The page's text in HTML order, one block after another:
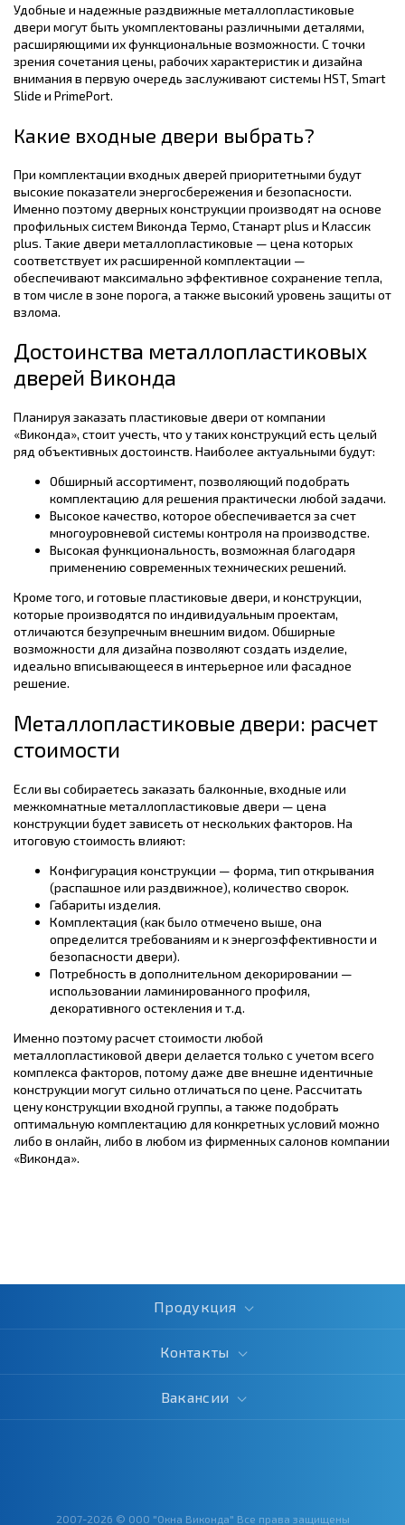
Удобные и надежные раздвижные металлопластиковые
двери могут быть укомплектованы различными деталями,
расширяющими их функциональные возможности. С точки
зрения сочетания цены, рабочих характеристик и дизайна
внимания в первую очередь заслуживают системы HST, Smart
Slide и PrimePort.
Какие входные двери выбрать?
При комплектации входных дверей приоритетными будут
высокие показатели энергосбережения и безопасности.
Именно поэтому дверных конструкции производят на основе
профильных систем Виконда Термо, Станарт plus и Классик
plus. Такие двери металлопластиковые — цена которых
соответствует их расширенной комплектации —
обеспечивают максимально эффективное сохранение тепла,
в том числе в зоне порога, а также высокий уровень защиты от
взлома.
Достоинства металлопластиковых
дверей Виконда
Планируя заказать пластиковые двери от компании
«Виконда», стоит учесть, что у таких конструкций есть целый
ряд объективных достоинств. Наиболее актуальными будут:
Обширный ассортимент, позволяющий подобрать
комплектацию для решения практически любой задачи.
Высокое качество, которое обеспечивается за счет
многоуровневой системы контроля на производстве.
Высокая функциональность, возможная благодаря
применению современных технических решений.
Кроме того, и готовые пластиковые двери, и конструкции,
которые производятся по индивидуальным проектам,
отличаются безупречным внешним видом. Обширные
возможности для дизайна позволяют создать изделие,
идеально вписывающееся в интерьерное или фасадное
решение.
Металлопластиковые двери: расчет
стоимости
Если вы собираетесь заказать балконные, входные или
межкомнатные металлопластиковые двери — цена
конструкции будет зависеть от нескольких факторов. На
итоговую стоимость влияют:
Конфигурация конструкции — форма, тип открывания
(распашное или раздвижное), количество сворок.
Габариты изделия.
Комплектация (как было отмечено выше, она
определится требованиям и к энергоэффективности и
безопасности двери).
Потребность в дополнительном декорировании —
использовании ламинированного профиля,
декоративного остекления и т.д.
Именно поэтому расчет стоимости любой
металлопластиковой двери делается только с учетом всего
комплекса факторов, потому даже две внешне идентичные
конструкции могут сильно отличаться по цене. Рассчитать
цену конструкции входной группы, а также подобрать
оптимальную комплектацию для конкретных условий можно
либо в онлайн, либо в любом из фирменных салонов компании
«Виконда».
2007-2026 © ООО "Окна Виконда" Все права защищены
Продукция
Контакты
Вакансии